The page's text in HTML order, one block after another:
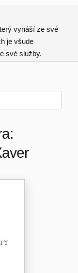
vynáší ze své
je všude
své služby.